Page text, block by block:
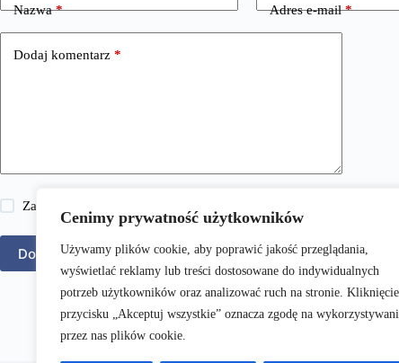
Cenimy prywatność użytkowników
Używamy plików cookie, aby poprawić jakość przeglądania,
wyświetlać reklamy lub treści dostosowane do indywidualnych
potrzeb użytkowników oraz analizować ruch na stronie. Kliknięcie
przycisku „Akceptuj wszystkie” oznacza zgodę na
przez nas plików cookie.
Nazwa* Adres e-mail*
Dodaj komentarz *
Zapisz moje imię i nazwisko, adres e-mail i stronę internetową w
Dodaj komentarz